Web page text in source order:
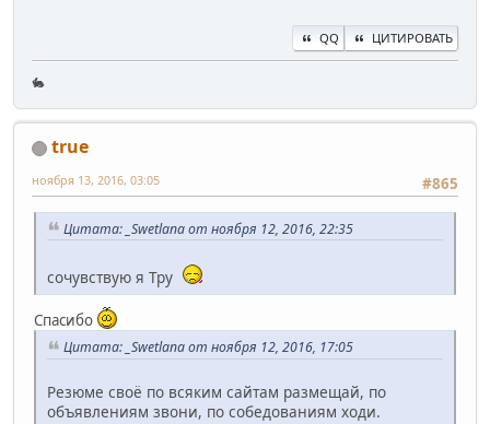
QQ ЦИТИРОВАТЬ
🐇
true
#865
ноября 13, 2016, 03:05
Цитата: _Swetlana от ноября 12, 2016, 22:35
сочувствую я Тру
Спасибо
Цитата: _Swetlana от ноября 12, 2016, 17:05
Резюме своё по всяким сайтам размещай, по
объявлениям звони, по собедованиям ходи.